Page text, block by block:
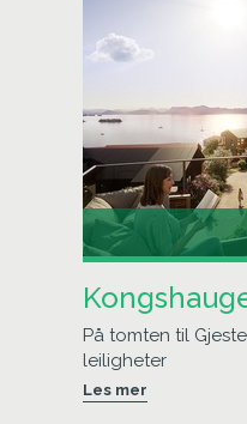
På tomten til
leiligheter
Les mer